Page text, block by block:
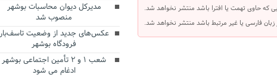
که حاوی تهمت یا افترا باشد منتشر نخواهد شد.
زبان فارسی یا غیر مرتبط باشد منتشر نخواهد شد.
مدیرکل دیوان محاسبات بوشهر
منصوب شد
عکس‌های جدید از وضعیت
فرودگاه بوشهر
شعب ۱ و ۲ تأمین اجتماعی بوشهر
ادغام می شود